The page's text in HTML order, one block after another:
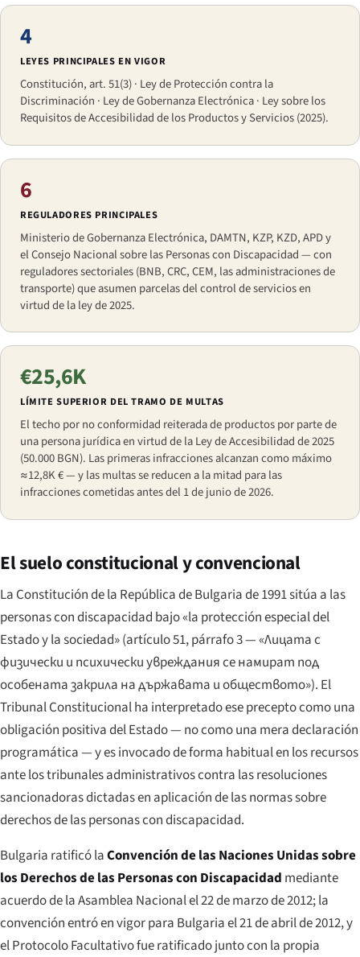
4
LEYES PRINCIPALES EN VIGOR
Constitución, art. 51(3) · Ley de Protección contra la
Discriminación · Ley de Gobernanza Electrónica · Ley sobre los
Requisitos de Accesibilidad de los Productos y Servicios (2025).
6
REGULADORES PRINCIPALES
Ministerio de Gobernanza Electrónica, DAMTN, KZP, KZD, APD y
el Consejo Nacional sobre las Personas con Discapacidad — con
reguladores sectoriales (BNB, CRC, CEM, las administraciones de
transporte) que asumen parcelas del control de servicios en
virtud de la ley de 2025.
€25,6K
LÍMITE SUPERIOR DEL TRAMO DE MULTAS
El techo por no conformidad reiterada de productos por parte de
una persona jurídica en virtud de la Ley de Accesibilidad de 2025
(50.000 BGN). Las primeras infracciones alcanzan como máximo
≈12,8K € — y las multas se reducen a la mitad para las
infracciones cometidas antes del 1 de junio de 2026.
El suelo constitucional y convencional
La Constitución de la República de Bulgaria de 1991 sitúa a las
personas con discapacidad bajo «la protección especial del
Estado y la sociedad» (artículo 51, párrafo 3 —«Лицата с
физически и психически увреждания се намират под
особената закрила на държавата и обществото»). El
Tribunal Constitucional ha interpretado ese precepto como una
obligación positiva del Estado — no como una mera declaración
programática — y es invocado de forma habitual en los recursos
ante los tribunales administrativos contra las resoluciones
sancionadoras dictadas en aplicación de las normas sobre
derechos de las personas con discapacidad.
Bulgaria ratificó laConvención de las Naciones Unidas sobre
los Derechos de las Personas con Discapacidad mediante
acuerdo de la Asamblea Nacional el 22 de marzo de 2012; la
convención entró en vigor para Bulgaria el 21 de abril de 2012, y
el Protocolo Facultativo fue ratificado junto con la propia